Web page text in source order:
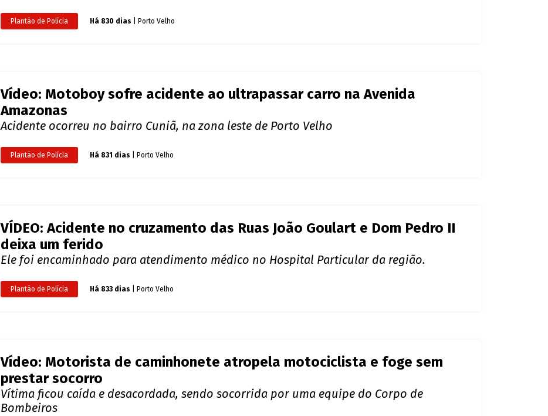
Plantão de Polícia Há 830 dias | Porto Velho
Vídeo: Motoboy sofre acidente ao ultrapassar carro na Avenida
Amazonas
Acidente ocorreu no bairro Cuniã, na zona leste de Porto Velho
Plantão de Polícia Há 831 dias | Porto Velho
VÍDEO: Acidente no cruzamento das Ruas João Goulart e Dom Pedro II
deixa um ferido
Ele foi encaminhado para atendimento médico no Hospital Particular da região.
Plantão de Polícia Há 833 dias | Porto Velho
Vídeo: Motorista de caminhonete atropela motociclista e foge sem
prestar socorro
Vítima ficou caída e desacordada, sendo socorrida por uma equipe do Corpo de
Bombeiros